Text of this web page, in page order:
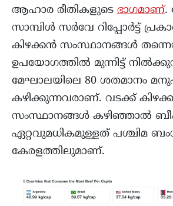
ആഹാര രീതികളുടെ ഭാഗമാണ്.
സാമ്പിൾ സർവേ റിപ്പോർട്ട്
കിഴക്കൻ സംസ്ഥാനങ്ങൾ
ഉപയോഗത്തിൽ മുന്നിട്ട്
മേഘാലയിലെ 80 ശതമാനം
കഴിക്കുന്നവരാണ്. വടക്ക്
സംസ്ഥാനങ്ങൾ കഴിഞ്ഞാൽ
ഏറ്റവുമധികമുള്ളത് പശ്ചിമ
കേരളത്തിലുമാണ്.